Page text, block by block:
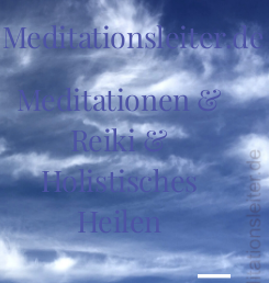
Meditationsleiter.de
Meditationen &
Reiki &
Holistisches
Heilen